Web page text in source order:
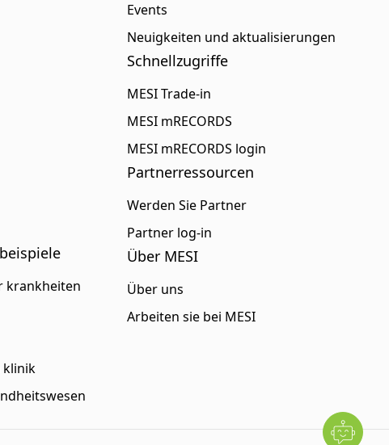
krankheiten
klinik
Events
Neuigkeiten und aktualisierungen
Schnellzugriffe
MESI Trade-in
MESI mRECORDS
MESI mRECORDS login
Partnerressourcen
Werden Sie Partner
Partner log-in
Über MESI
Über uns
Arbeiten sie bei MESI